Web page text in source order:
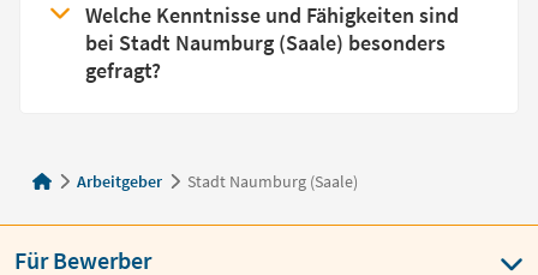
Welche Kenntnisse und Fähigkeiten sind
bei Stadt Naumburg (Saale) besonders
gefragt?
Arbeitgeber Stadt Naumburg (Saale)
Für Bewerber